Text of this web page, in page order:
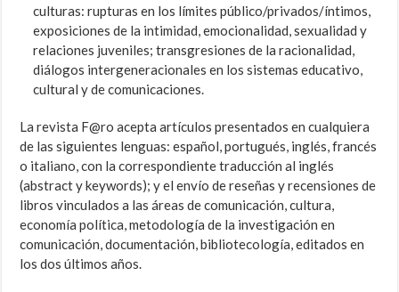
culturas: rupturas en los límites público/privados/íntimos,
exposiciones de la intimidad, emocionalidad, sexualidad y
relaciones juveniles; transgresiones de la racionalidad,
diálogos intergeneracionales en los sistemas educativo,
cultural y de comunicaciones.
La revista F@ro acepta artículos presentados en cualquiera
de las siguientes lenguas: español, portugués, inglés, francés
o italiano, con la correspondiente traducción al inglés
(abstract y keywords); y el envío de reseñas y recensiones de
libros vinculados a las áreas de comunicación, cultura,
economía política, metodología de la investigación en
comunicación, documentación, bibliotecología, editados en
los dos últimos años.